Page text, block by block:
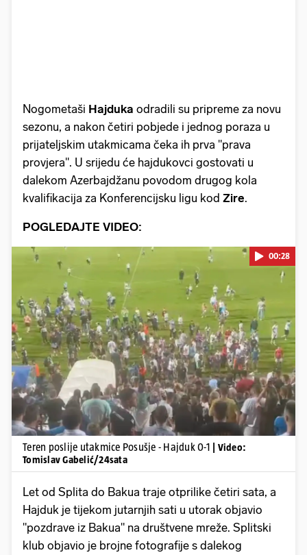
Nogometaši Hajduka odradili su pripreme za novu
sezonu, a nakon četiri pobjede i jednog poraza u
prijateljskim utakmicama čeka ih prva "prava
provjera". U srijedu će hajdukovci gostovati u
dalekom Azerbajdžanu povodom drugog kola
kvalifikacija za Konferencijsku ligu kod Zire.
POGLEDAJTE VIDEO:
Pokretanje videa...
00:28
Teren poslije utakmice Posušje - Hajduk 0-1
| Video:
Tomislav Gabelić/24sata
Let od Splita do Bakua traje otprilike četiri sata, a
Hajduk je tijekom jutarnjih sati u utorak objavio
"pozdrave iz Bakua" na društvene mreže. Splitski
klub objavio je brojne fotografije s dalekog